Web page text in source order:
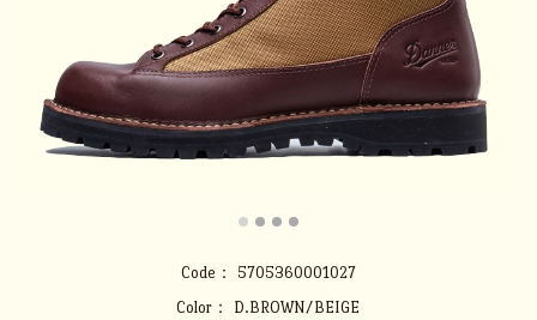
Code：
5705360001027
Color：
D.BROWN/BEIGE